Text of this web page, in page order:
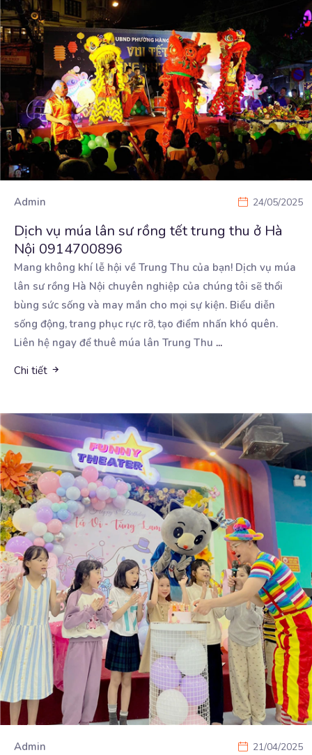
Admin 24/05/2025
Dịch vụ múa lân sư rồng tết trung thu ở Hà
Nội 0914700896
Mang không khí lễ hội về Trung Thu của bạn! Dịch vụ múa
lân sư rồng Hà Nội chuyên nghiệp của chúng tôi sẽ thổi
bùng sức sống và may mắn cho mọi sự kiện. Biểu diễn
sống động, trang phục rực rỡ, tạo điểm nhấn khó quên.
Liên hệ ngay để thuê múa lân Trung Thu ...
Chi tiết
Admin 21/04/2025